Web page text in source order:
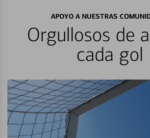
APOYO A NUESTRAS
Orgullosos de
cada gol